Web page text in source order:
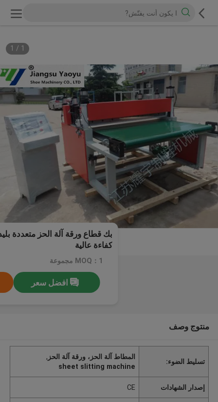
1
/
1
بك قطاع ورقة آلة الحز متعددة
كفاءة عالية
MOQ：1 مجموعة
افضل سعر
منتوج وصف
تسليط الضوء:
المطاط آلة الحز، ورقة آلة الحز ,
sheet slitting machine
إصدار الشهادات CE